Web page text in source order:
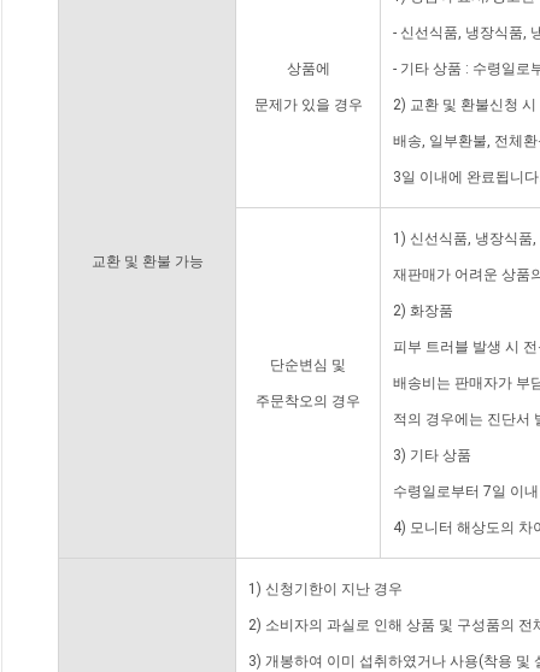
교환 및 환불 가능
상품에
문제가 있을 경우
- 신선식품, 냉장식품,
- 기타 상품 : 수령일로
2) 교환 및 환불신청
배송, 일부환불, 전체
3일 이내에 완료됩니
단순변심 및
주문착오의 경우
1) 신선식품, 냉장식품
재판매가 어려운 상품
2) 화장품
피부 트러블 발생 시
배송비는 판매자가 부
적의 경우에는 진단서
3) 기타 상품
수령일로부터 7일 이
4) 모니터 해상도의 차
1) 신청기한이 지난 경우
2) 소비자의 과실로 인해 상품 및 구성품의
3) 개봉하여 이미 섭취하였거나 사용(착용 및